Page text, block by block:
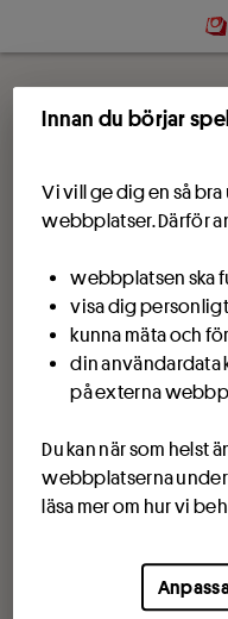
Innan du börjar
Vi vill ge dig en så
webbplatser. Därför
webbplatsen ska
visa dig personligt
kunna mäta och
din användardata
på externa
Du kan när som helst
webbplatserna under
läsa mer om hur vi